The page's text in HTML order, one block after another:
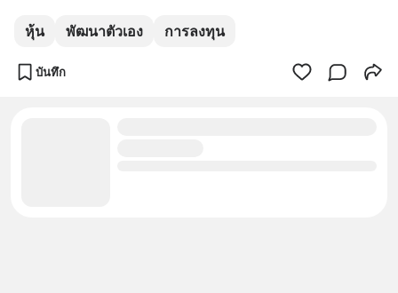
หุ้น พัฒนาตัวเอง การลงทุน
บันทึก